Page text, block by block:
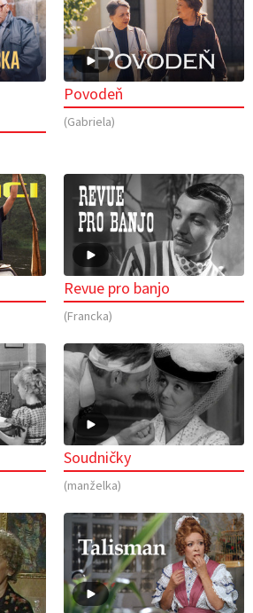
Povodeň
(Gabriela)
Revue pro banjo
(Francka)
Soudničky
(manželka)